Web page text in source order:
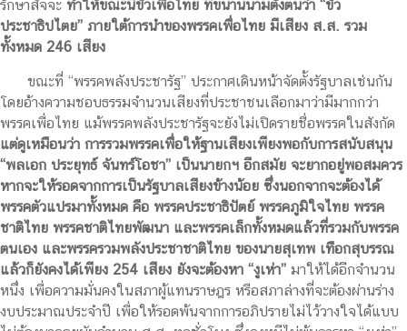
รักษาสัจจะ ทำให้ขณะนี้ขั้วเพื่อไทย ที่ขนานนามตั้งตนว่า “ขั้ว
ประชาธิปไตย” ภายใต้การนำของพรรคเพื่อไทย มีเสียง ส.ส. รวม
ทั้งหมด 246 เสียง
ขณะที่ “พรรคพลังประชารัฐ” ประกาศเดินหน้าจัดตั้งรัฐบาลเช่นกัน
โดยอ้างความชอบธรรมจำนวนเสียงที่ประชาชนเลือกมาว่ามีมากกว่า
พรรคเพื่อไทย แม้พรรคพลังประชารัฐจะยังไม่เปิดรายชื่อพรรคในสังกัด
แต่ดูเหมือนว่า การรวมพรรคเพื่อให้ฐานเสียงเพียงพอกับการสนับสนุน
“พลเอก ประยุทธ์ จันทร์โอชา” เป็นนายกฯ อีกสมัย จะยากอยู่พอสมควร
หากจะให้รอดจากการเป็นรัฐบาลเสียงข้างน้อย ซึ่งนอกจากจะต้องได้
พรรคตัวแปรมาทั้งหมด คือ พรรคประชาธิปัตย์ พรรคภูมิใจไทย พรรค
ชาติไทย พรรคชาติไทยพัฒนา และพรรคเล็กทั้งหมดแล้วที่รวมกับพรรค
ตนเอง และพรรครวมพลังประชาชาติไทย ของนายสุเทพ เทือกสุบรรณ
แล้วก็ยังคงได้เพียง 254 เสียง ยังจะต้องหา “งูเห่า” มาให้ได้อีกจำนวน
หนึ่ง เพื่อความมั่นคงในสภาผู้แทนราษฎร หรือสภาล่างที่จะต้องผ่านร่าง
งบประมาณประจำปี เพื่อให้รอดพ้นจากการอภิปรายไม่ไว้วางใจได้แบบ